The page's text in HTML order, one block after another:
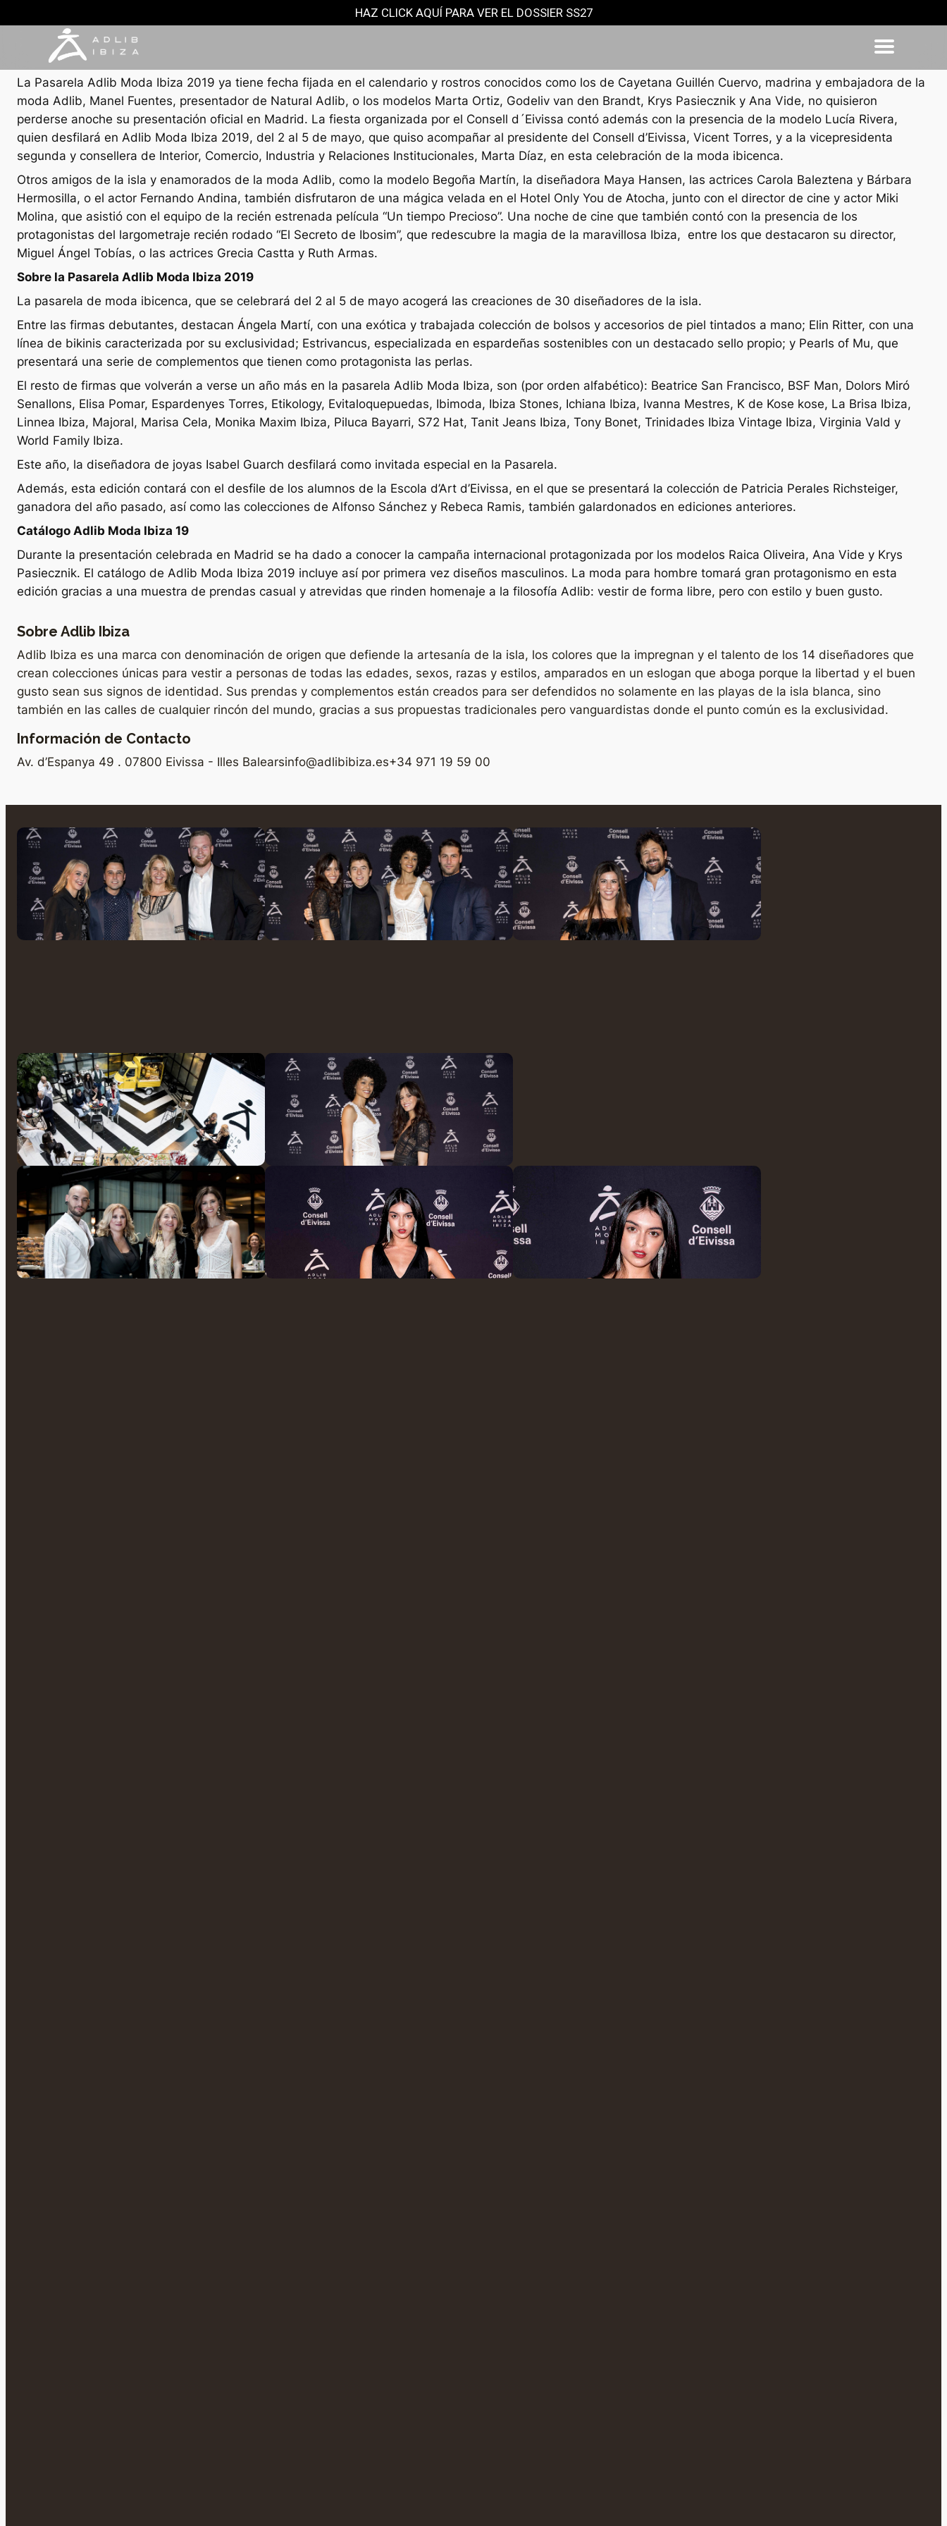
HAZ CLICK AQUÍ PARA VER EL DOSSIER SS27
La Pasarela Adlib Moda Ibiza 2019 ya tiene fecha fijada en el calendario y rostros conocidos como los de Cayetana Guillén Cuervo, madrina y embajadora de la
moda Adlib, Manel Fuentes, presentador de Natural Adlib, o los modelos Marta Ortiz, Godeliv van den Brandt, Krys Pasiecznik y Ana Vide, no quisieron
perderse anoche su presentación oficial en Madrid. La fiesta organizada por el Consell d´Eivissa contó además con la presencia de la modelo Lucía Rivera,
quien desfilará en Adlib Moda Ibiza 2019, del 2 al 5 de mayo, que quiso acompañar al presidente del Consell d’Eivissa, Vicent Torres, y a la vicepresidenta
segunda y consellera de Interior, Comercio, Industria y Relaciones Institucionales, Marta Díaz, en esta celebración de la moda ibicenca.
Otros amigos de la isla y enamorados de la moda Adlib, como la modelo Begoña Martín, la diseñadora Maya Hansen, las actrices Carola Baleztena y Bárbara
Hermosilla, o el actor Fernando Andina, también disfrutaron de una mágica velada en el Hotel Only You de Atocha, junto con el director de cine y actor Miki
Molina, que asistió con el equipo de la recién estrenada película “Un tiempo Precioso”. Una noche de cine que también contó con la presencia de los
protagonistas del largometraje recién rodado “El Secreto de Ibosim”, que redescubre la magia de la maravillosa Ibiza, entre los que destacaron su director,
Miguel Ángel Tobías, o las actrices Grecia Castta y Ruth Armas.
Sobre la Pasarela Adlib Moda Ibiza 2019
La pasarela de moda ibicenca, que se celebrará del 2 al 5 de mayo acogerá las creaciones de 30 diseñadores de la isla.
Entre las firmas debutantes, destacan Ángela Martí, con una exótica y trabajada colección de bolsos y accesorios de piel tintados a mano; Elin Ritter, con una
línea de bikinis caracterizada por su exclusividad; Estrivancus, especializada en espardeñas sostenibles con un destacado sello propio; y Pearls of Mu, que
presentará una serie de complementos que tienen como protagonista las perlas.
El resto de firmas que volverán a verse un año más en la pasarela Adlib Moda Ibiza, son (por orden alfabético): Beatrice San Francisco, BSF Man, Dolors Miró
Senallons, Elisa Pomar, Espardenyes Torres, Etikology, Evitaloquepuedas, Ibimoda, Ibiza Stones, Ichiana Ibiza, Ivanna Mestres, K de Kose kose, La Brisa Ibiza,
Linnea Ibiza, Majoral, Marisa Cela, Monika Maxim Ibiza, Piluca Bayarri, S72 Hat, Tanit Jeans Ibiza, Tony Bonet, Trinidades Ibiza Vintage Ibiza, Virginia Vald y
World Family Ibiza.
Este año, la diseñadora de joyas Isabel Guarch desfilará como invitada especial en la Pasarela.
Además, esta edición contará con el desfile de los alumnos de la Escola d’Art d’Eivissa, en el que se presentará la colección de Patricia Perales Richsteiger,
ganadora del año pasado, así como las colecciones de Alfonso Sánchez y Rebeca Ramis, también galardonados en ediciones anteriores.
Catálogo Adlib Moda Ibiza 19
Durante la presentación celebrada en Madrid se ha dado a conocer la campaña internacional protagonizada por los modelos Raica Oliveira, Ana Vide y Krys
Pasiecznik. El catálogo de Adlib Moda Ibiza 2019 incluye así por primera vez diseños masculinos. La moda para hombre tomará gran protagonismo en esta
edición gracias a una muestra de prendas casual y atrevidas que rinden homenaje a la filosofía Adlib: vestir de forma libre, pero con estilo y buen gusto.
Sobre Adlib Ibiza
Adlib Ibiza es una marca con denominación de origen que defiende la artesanía de la isla, los colores que la impregnan y el talento de los 14 diseñadores que
crean colecciones únicas para vestir a personas de todas las edades, sexos, razas y estilos, amparados en un eslogan que aboga porque la libertad y el buen
gusto sean sus signos de identidad. Sus prendas y complementos están creados para ser defendidos no solamente en las playas de la isla blanca, sino
también en las calles de cualquier rincón del mundo, gracias a sus propuestas tradicionales pero vanguardistas donde el punto común es la exclusividad.
Información de Contacto
Av. d’Espanya 49 . 07800 Eivissa - Illes Balearsinfo@adlibibiza.es+34 971 19 59 00